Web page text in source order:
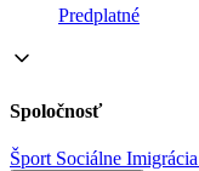
Predplatné
Spoločnosť
Šport Sociálne Imigrácia